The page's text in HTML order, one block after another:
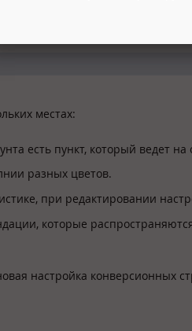
местах:
есть пункт, который ведет
разных цветов.
при редактировании
которые
настройка конверсионных